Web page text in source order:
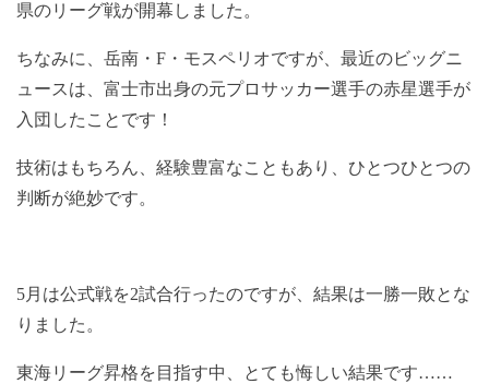
県のリーグ戦が開幕しました。
ちなみに、岳南・F・モスペリオですが、最近のビッグニ
ュースは、富士市出身の元プロサッカー選手の赤星選手が
入団したことです！
技術はもちろん、経験豊富なこともあり、ひとつひとつの
判断が絶妙です。
5月は公式戦を2試合行ったのですが、結果は一勝一敗とな
りました。
東海リーグ昇格を目指す中、とても悔しい結果です……